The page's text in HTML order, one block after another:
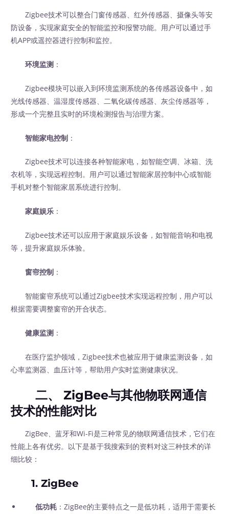
Zigbee技术可以整合门窗传感器、红外传感器、摄像头等安
防设备，实现家庭安全的智能监控和报警功能。用户可以通过手
机APP或遥控器进行控制和监控。
环境监测 ：
Zigbee模块可以嵌入到环境监测系统的各传感器设备中，如
光线传感器、温湿度传感器、二氧化碳传感器、灰尘传感器等，
形成一个完整且实时的环境检测报告与治理方案。
智能家电控制 ：
Zigbee技术可以连接各种智能家电，如智能空调、冰箱、洗
衣机等，实现远程控制。用户可以通过智能家居控制中心或智能
手机对整个智能家居系统进行控制。
家庭娱乐 ：
Zigbee技术还可以应用于家庭娱乐设备，如智能音响和电视
等，提升家庭娱乐体验。
窗帘控制 ：
智能窗帘系统可以通过Zigbee技术实现远程控制，用户可以
根据需要调整窗帘的开合状态。
健康监测 ：
在医疗监护领域，Zigbee技术也被应用于健康监测设备，如
心率监测器、血压计等，帮助用户实时监测健康状况。
二、 ZigBee与其他物联网通信
技术的性能对比
ZigBee、蓝牙和Wi-Fi是三种常见的物联网通信技术，它们在
性能上各有优劣。以下是基于我搜索到的资料对这三种技术的详
细比较：
1. ZigBee
低功耗 ：ZigBee的主要特点之一是低功耗，适用于需要长